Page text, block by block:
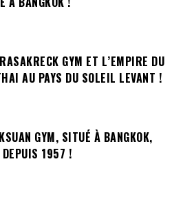
GYM ET L’EMPIRE DU
AU PAYS DU SOLEIL LEVANT !
GYM, SITUÉ À BANGKOK,
DEPUIS 1957 !